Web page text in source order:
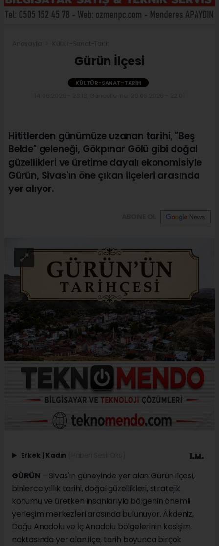
Gürün İlçesi
KÜLTÜR-SANAT-TARIH
Hititlerden günümüze uzanan tarihi, "Beş
Belde" geleneği, Gökpınar Gölü gibi doğal
güzellikleri ve üretime dayalı ekonomisiyle
Gürün, Sivas'ın öne çıkan ilçeleri arasında
yer alıyor.
Erkek Kadın
GÜRÜN – Sivas'ın güneyinde yer alan Gürün ilçesi,
binlerce yıllık tarihi, doğal güzellikleri, stratejik
konumu ve üretken insanlarıyla bölgenin önemli
yerleşim merkezleri arasında bulunuyor. Akdeniz,
Doğu Anadolu ve İç Anadolu bölgelerinin kesişim
noktasında yer alan ilçe, tarih boyunca birçok